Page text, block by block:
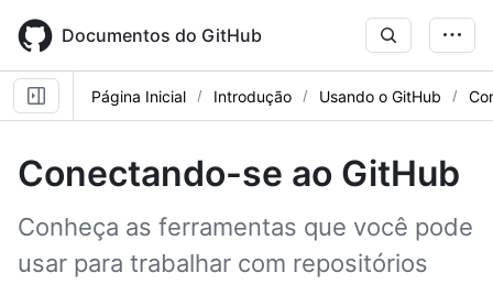
main
content
Documentos do GitHub
Página Inicial Introdução Usando o GitHub
Conectando-se ao GitHub
Conheça as ferramentas que você pode
usar para trabalhar com repositórios